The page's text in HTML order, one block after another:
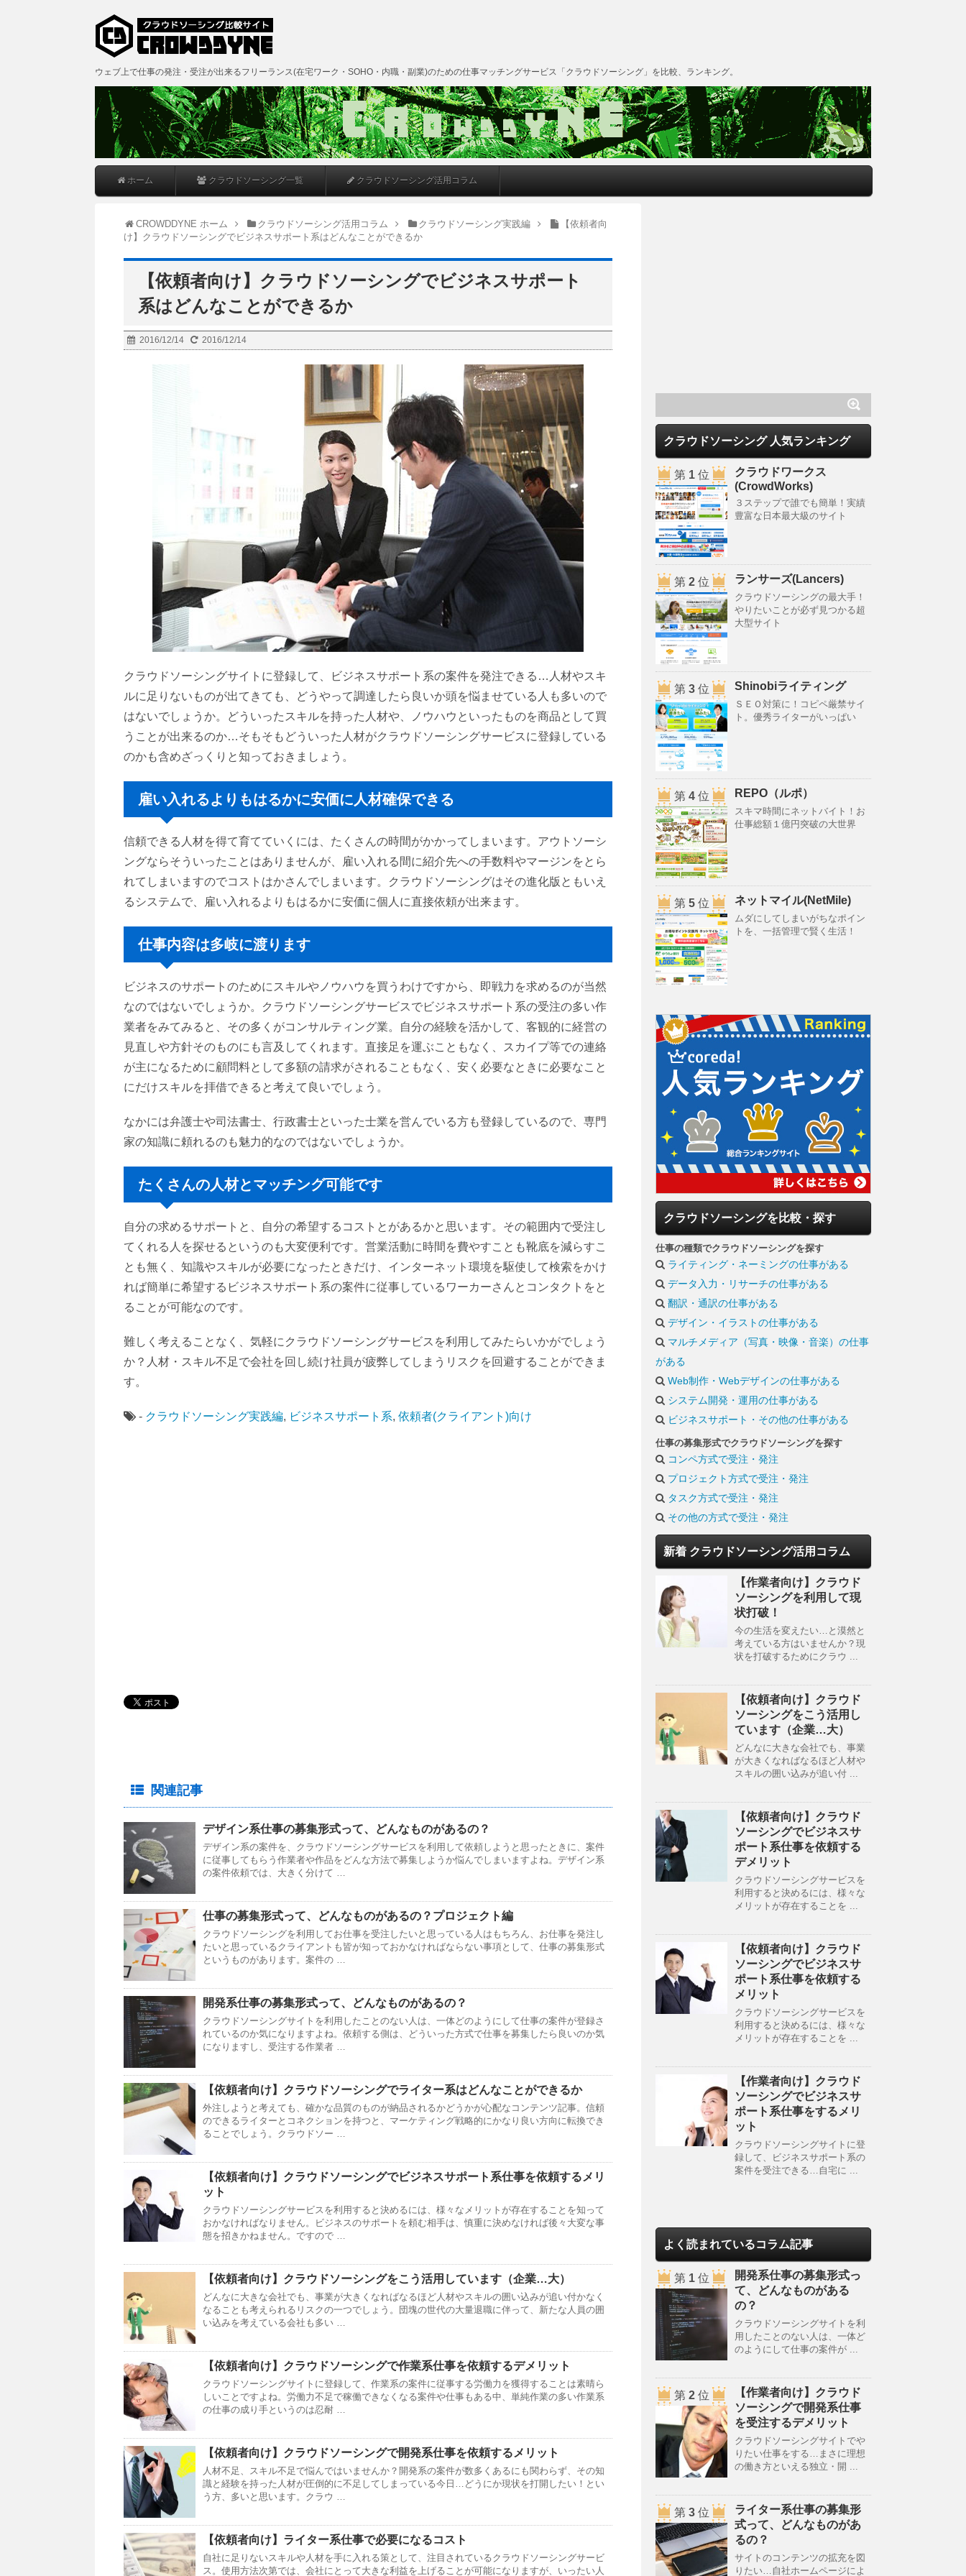
ウェブ上で仕事の発注・受注が出来るフリーランス(在宅ワーク・SOHO・内職・副業)のための仕事マッチングサービス「クラウドソーシング」を比較、ランキング。
ホーム クラウドソーシング一覧 クラウドソーシング活用コラム
CROWDDYNE ホーム クラウドソーシング活用コラム クラウドソーシング実践編
【依頼者向
け】クラウドソーシングでビジネスサポート系はどんなことができるか
【依頼者向け】クラウドソーシングでビジネスサポート
系はどんなことができるか
2016/12/14 2016/12/14
クラウドソーシングサイトに登録して、ビジネスサポート系の案件を発注できる…人材やスキ
ルに足りないものが出てきても、どうやって調達したら良いか頭を悩ませている人も多いので
はないでしょうか。どういったスキルを持った人材や、ノウハウといったものを商品として買
うことが出来るのか…そもそもどういった人材がクラウドソーシングサービスに登録している
のかも含めざっくりと知っておきましょう。
雇い入れるよりもはるかに安価に人材確保できる
信頼できる人材を得て育てていくには、たくさんの時間がかかってしまいます。アウトソーシ
ングならそういったことはありませんが、雇い入れる間に紹介先への手数料やマージンをとら
れてしまいますのでコストはかさんでしまいます。クラウドソーシングはその進化版ともいえ
るシステムで、雇い入れるよりもはるかに安価に個人に直接依頼が出来ます。
仕事内容は多岐に渡ります
ビジネスのサポートのためにスキルやノウハウを買うわけですから、即戦力を求めるのが当然
なのではないでしょうか。クラウドソーシングサービスでビジネスサポート系の受注の多い作
業者をみてみると、その多くがコンサルティング業。自分の経験を活かして、客観的に経営の
見直しや方針そのものにも言及してくれます。直接足を運ぶこともなく、スカイプ等での連絡
が主になるために顧問料として多額の請求がされることもなく、安く必要なときに必要なこと
にだけスキルを拝借できると考えて良いでしょう。
なかには弁護士や司法書士、行政書士といった士業を営んでいる方も登録しているので、専門
家の知識に頼れるのも魅力的なのではないでしょうか。
たくさんの人材とマッチング可能です
自分の求めるサポートと、自分の希望するコストとがあるかと思います。その範囲内で受注し
てくれる人を探せるというのも大変便利です。営業活動に時間を費やすことも靴底を減らすこ
とも無く、知識やスキルが必要になったときだけ、インターネット環境を駆使して検索をかけ
れば簡単に希望するビジネスサポート系の案件に従事しているワーカーさんとコンタクトをと
ることが可能なのです。
難しく考えることなく、気軽にクラウドソーシングサービスを利用してみたらいかがでしょう
か？人材・スキル不足で会社を回し続け社員が疲弊してしまうリスクを回避することができま
す。
- クラウドソーシング実践編, ビジネスサポート系, 依頼者(クライアント)向け
関連記事
デザイン系仕事の募集形式って、どんなものがあるの？
デザイン系の案件を、クラウドソーシングサービスを利用して依頼しようと思ったときに、案件
に従事してもらう作業者や作品をどんな方法で募集しようか悩んでしまいますよね。デザイン系
の案件依頼では、大きく分けて …
仕事の募集形式って、どんなものがあるの？プロジェクト編
クラウドソーシングを利用してお仕事を受注したいと思っている人はもちろん、お仕事を発注し
たいと思っているクライアントも皆が知っておかなければならない事項として、仕事の募集形式
というものがあります。案件の …
開発系仕事の募集形式って、どんなものがあるの？
クラウドソーシングサイトを利用したことのない人は、一体どのようにして仕事の案件が登録さ
れているのか気になりますよね。依頼する側は、どういった方式で仕事を募集したら良いのか気
になりますし、受注する作業者 …
【依頼者向け】クラウドソーシングでライター系はどんなことができるか
外注しようと考えても、確かな品質のものが納品されるかどうかが心配なコンテンツ記事。信頼
のできるライターとコネクションを持つと、マーケティング戦略的にかなり良い方向に転換でき
ることでしょう。クラウドソー …
【依頼者向け】クラウドソーシングでビジネスサポート系仕事を依頼するメリ
ット
クラウドソーシングサービスを利用すると決めるには、様々なメリットが存在することを知って
おかなければなりません。ビジネスのサポートを頼む相手は、慎重に決めなければ後々大変な事
態を招きかねません。ですので …
【依頼者向け】クラウドソーシングをこう活用しています（企業…大）
どんなに大きな会社でも、事業が大きくなればなるほど人材やスキルの囲い込みが追い付かなく
なることも考えられるリスクの一つでしょう。団塊の世代の大量退職に伴って、新たな人員の囲
い込みを考えている会社も多い …
【依頼者向け】クラウドソーシングで作業系仕事を依頼するデメリット
クラウドソーシングサイトに登録して、作業系の案件に従事する労働力を獲得することは素晴ら
しいことですよね。労働力不足で稼働できなくなる案件や仕事もある中、単純作業の多い作業系
の仕事の成り手というのは忍耐 …
【依頼者向け】クラウドソーシングで開発系仕事を依頼するメリット
人材不足、スキル不足で悩んではいませんか？開発系の案件が数多くあるにも関わらず、その知
識と経験を持った人材が圧倒的に不足してしまっている今日…どうにか現状を打開したい！とい
う方、多いと思います。クラウ …
【依頼者向け】ライター系仕事で必要になるコスト
自社に足りないスキルや人材を手に入れる策として、注目されているクラウドソーシングサービ
ス。使用方法次第では、会社にとって大きな利益を上げることが可能になりますが、いったい人
クラウドソーシング 人気ランキング
第 1位
クラウドワークス
(CrowdWorks)
３ステップで誰でも簡単！実績
豊富な日本最大級のサイト
第 2位 ランサーズ(Lancers)
クラウドソーシングの最大手！
やりたいことが必ず見つかる超
大型サイト
第 3位 Shinobiライティング
ＳＥＯ対策に！コピペ厳禁サイ
ト。優秀ライターがいっぱい
第 4位 REPO（ルポ）
スキマ時間にネットバイト！お
仕事総額１億円突破の大世界
第 5位 ネットマイル(NetMile)
ムダにしてしまいがちなポイン
トを、一括管理で賢く生活！
クラウドソーシングを比較・探す
仕事の種類でクラウドソーシングを探す
ライティング・ネーミングの仕事がある
データ入力・リサーチの仕事がある
翻訳・通訳の仕事がある
デザイン・イラストの仕事がある
マルチメディア（写真・映像・音楽）の仕事
がある
Web制作・Webデザインの仕事がある
システム開発・運用の仕事がある
ビジネスサポート・その他の仕事がある
仕事の募集形式でクラウドソーシングを探す
コンペ方式で受注・発注
プロジェクト方式で受注・発注
タスク方式で受注・発注
その他の方式で受注・発注
新着 クラウドソーシング活用コラム
【作業者向け】クラウド
ソーシングを利用して現
状打破！
今の生活を変えたい…と漠然と
考えている方はいませんか？現
状を打破するためにクラウ ...
【依頼者向け】クラウド
ソーシングをこう活用し
ています（企業…大）
どんなに大きな会社でも、事業
が大きくなればなるほど人材や
スキルの囲い込みが追い付 ...
【依頼者向け】クラウド
ソーシングでビジネスサ
ポート系仕事を依頼する
デメリット
クラウドソーシングサービスを
利用すると決めるには、様々な
メリットが存在することを ...
【依頼者向け】クラウド
ソーシングでビジネスサ
ポート系仕事を依頼する
メリット
クラウドソーシングサービスを
利用すると決めるには、様々な
メリットが存在することを ...
【作業者向け】クラウド
ソーシングでビジネスサ
ポート系仕事をするメリ
ット
クラウドソーシングサイトに登
録して、ビジネスサポート系の
案件を受注できる…自宅に ...
よく読まれているコラム記事
第 1位
開発系仕事の募集形式っ
て、どんなものがある
の？
クラウドソーシングサイトを利
用したことのない人は、一体ど
のようにして仕事の案件が ...
第 2位
【作業者向け】クラウド
ソーシングで開発系仕事
を受注するデメリット
クラウドソーシングサイトでや
りたい仕事をする…まさに理想
の働き方といえる独立・開 ...
第 3位
ライター系仕事の募集形
式って、どんなものがあ
るの？
サイトのコンテンツの拡充を図
りたい…自社ホームページによ